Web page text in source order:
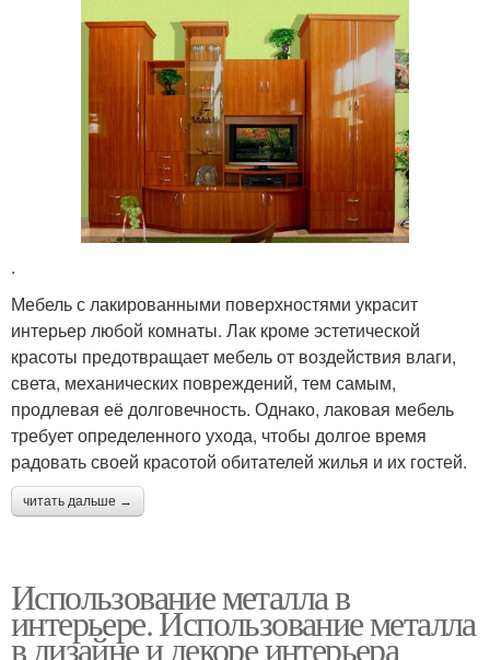
.
Мебель с лакированными поверхностями украсит
интерьер любой комнаты. Лак кроме эстетической
красоты предотвращает мебель от воздействия влаги,
света, механических повреждений, тем самым,
продлевая её долговечность. Однако, лаковая мебель
требует определенного ухода, чтобы долгое время
радовать своей красотой обитателей жилья и их гостей.
читать дальше →
Использование металла в
интерьере. Использование металла
в дизайне и декоре интерьера